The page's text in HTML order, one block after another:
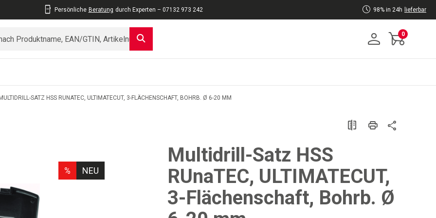
Persönliche Beratung durch Experten – 07132 973 242 98% in 24h lieferbar
0
MULTIDRILL-SATZ HSS RUNATEC, ULTIMATECUT, 3-FLÄCHENSCHAFT, BOHRB. Ø 6-20 MM
NEU
%
Multidrill-Satz HSS
RUnaTEC, ULTIMATECUT,
3-Flächenschaft, Bohrb. Ø